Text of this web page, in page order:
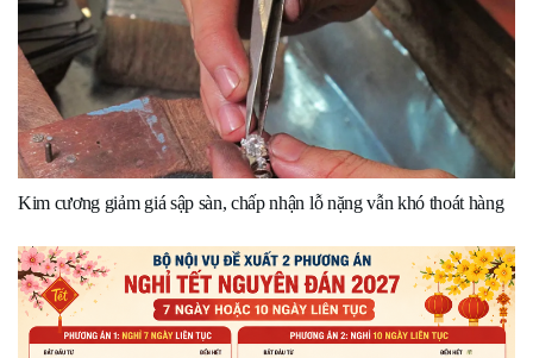
Kim cương giảm giá sập sàn, chấp nhận lỗ nặng vẫn khó thoát hàng